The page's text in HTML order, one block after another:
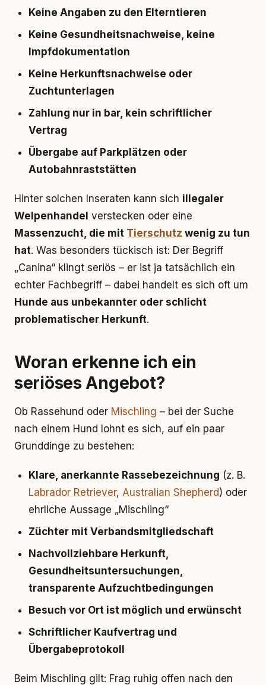
Keine Angaben zu den Elterntieren
Keine Gesundheitsnachweise, keine
Impfdokumentation
Keine Herkunftsnachweise oder
Zuchtunterlagen
Zahlung nur in bar, kein schriftlicher
Vertrag
Übergabe auf Parkplätzen oder
Autobahnraststätten
Hinter solchen Inseraten kann sich illegaler
Welpenhandel verstecken oder eine
Massenzucht, die mit Tierschutz wenig zu tun
hat. Was besonders tückisch ist: Der Begriff
„Canina“ klingt seriös – er ist ja tatsächlich ein
echter Fachbegriff – dabei handelt es sich oft um
Hunde aus unbekannter oder schlicht
problematischer Herkunft.
Woran erkenne ich ein
seriöses Angebot?
Ob Rassehund oder Mischling – bei der Suche
nach einem Hund lohnt es sich, auf ein paar
Grunddinge zu bestehen:
Klare, anerkannte Rassebezeichnung (z. B.
Labrador Retriever, Australian Shepherd) oder
ehrliche Aussage „Mischling“
Züchter mit Verbandsmitgliedschaft
Nachvollziehbare Herkunft,
Gesundheitsuntersuchungen,
transparente Aufzuchtbedingungen
Besuch vor Ort ist möglich und erwünscht
Schriftlicher Kaufvertrag und
Übergabeprotokoll
Beim Mischling gilt: Frag ruhig offen nach den